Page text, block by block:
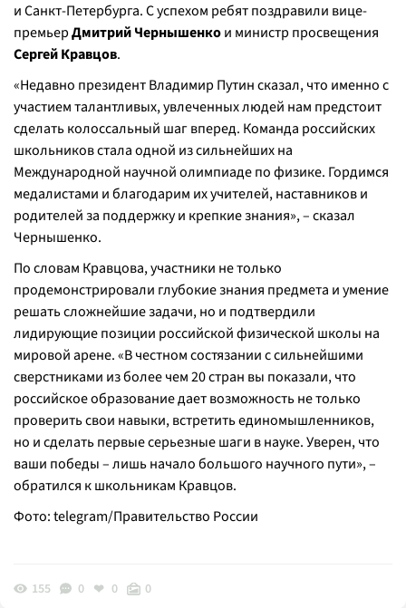
и Санкт-Петербурга. С успехом ребят поздравили вице-
премьерДмитрий Чернышенкои министр просвещения
Сергей Кравцов.
«Недавно президент Владимир Путин сказал, что именно с
участием талантливых, увлеченных людей нам предстоит
сделать колоссальный шаг вперед. Команда российских
школьников стала одной из сильнейших на
Международной научной олимпиаде по физике. Гордимся
медалистами и благодарим их учителей, наставников и
родителей за поддержку и крепкие знания», – сказал
Чернышенко.
По словам Кравцова, участники не только
продемонстрировали глубокие знания предмета и умение
решать сложнейшие задачи, но и подтвердили
лидирующие позиции российской физической школы на
мировой арене. «В честном состязании с сильнейшими
сверстниками из более чем 20 стран вы показали, что
российское образование дает возможность не только
проверить свои навыки, встретить единомышленников,
но и сделать первые серьезные шаги в науке. Уверен, что
ваши победы – лишь начало большого научного пути», –
обратился к школьникам Кравцов.
Фото: telegram/Правительство России
155 0 0 0